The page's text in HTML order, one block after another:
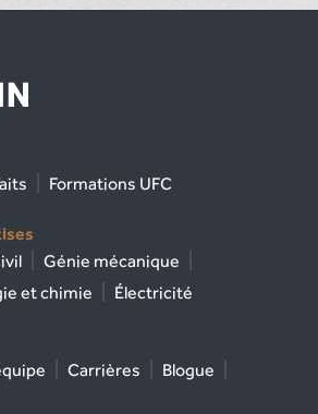
Formations UFC
Génie mécanique
et chimie
Électricité
Carrières
Blogue